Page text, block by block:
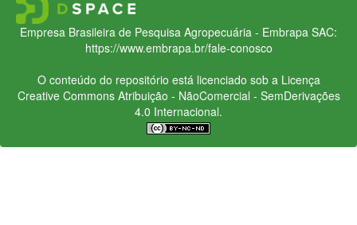
Empresa Brasileira de Pesquisa Agropecuária - Embrapa SAC:
https://www.embrapa.br/fale-conosco
O conteúdo do repositório está licenciado sob a Licença
Creative CommonsAtribuição - NãoComercial - SemDerivações
4.0 Internacional.